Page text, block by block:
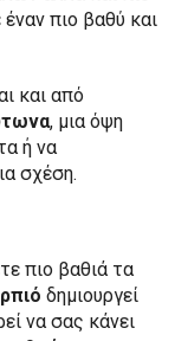
πιο βαθύ και
και από
, μια όψη
ή να
σχέση.
πιο βαθιά τα
δημιουργεί
να σας κάνει